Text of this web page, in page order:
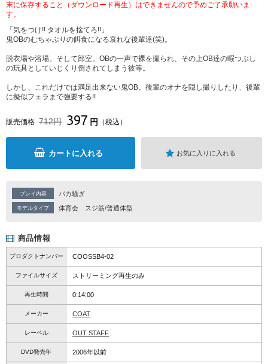
末に保存すること（ダウンロード再生）はできませんので予めご了承願いま
す。
「気をつけ!! タオルを捨てろ!!」
鬼OBのむちゃぶりの餌食になる哀れな後輩達(笑)。
脱衣場や浴場。そして部室。OBの一声で裸を撮られ、その上OB達の暇つぶし
の玩具としていじくり倒されてしまう彼等。
しかし、これだけでは満足出来ない鬼OB。後輩のオナを隠し撮りしたり、後輩
に擬似フェラまで強要する!!
販売価格 712円 397 円 （税込）
カートに入れる お気に入りに入れる
プレイ内容 バカ騒ぎ
モデルタイプ 体育会 スジ筋/普通体型
商品情報
プロダクトナンバー COOSSB4-02
ファイルサイズ ストリーミング再生のみ
再生時間 0:14:00
メーカー COAT
レーベル OUT STAFF
DVD発売年 2006年以前